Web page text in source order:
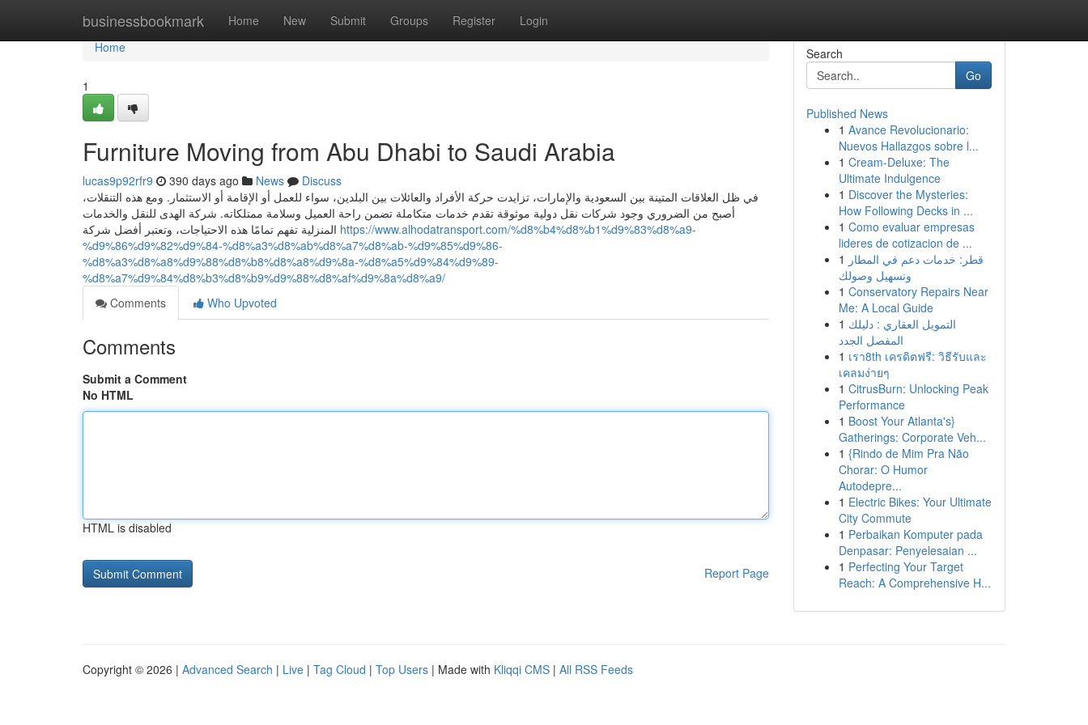
businessbookmark Home New Submit Groups Register Login
Home
Home
1
Furniture Moving from Abu Dhabi to Saudi Arabia
lucas9p92rfr9 390 days ago News
Discuss
في ظل العلاقات المتينة بين السعودية والإمارات، تزايدت حركة الأفراد والعائلات بين البلدين، سواء للعمل أو الإقامة أو الاستثمار. ومع هذه التنقلات،
أصبح من الضروري وجود شركات نقل دولية موثوقة تقدم خدمات متكاملة تضمن راحة العميل وسلامة ممتلكاته. شركة الهدى للنقل والخدمات
https://www.alhodatransport.com/%d8%b4%d8%b1%d9%83%d8%a9-
%d9%86%d9%82%d9%84-%d8%a3%d8%ab%d8%a7%d8%ab-%d9%85%d9%86-
%d8%a3%d8%a8%d9%88%d8%b8%d8%a8%d9%8a-%d8%a5%d9%84%d9%89-
%d8%a7%d9%84%d8%b3%d8%b9%d9%88%d8%af%d9%8a%d8%a9/
Comments
Who Upvoted
Comments
Submit a Comment
No HTML
HTML is disabled
Report Page
Search
Go
Published News
1 Avance Revolucionario:
Nuevos Hallazgos sobre l...
1 Cream-Deluxe: The
Ultimate Indulgence
1 Discover the Mysteries:
How Following Decks in ...
1 Como evaluar empresas
lideres de cotizacion de ...
1 قطر: خدمات دعم في المطار
وتسهيل وصولك
1 Conservatory Repairs Near
Me: A Local Guide
1 التمويل العقاري : دليلك
المفصل الجدد
1 เรา8th เครดิตฟรี: วิธีรับและ
เคลมง่ายๆ
1 CitrusBurn: Unlocking Peak
Performance
1 Boost Your Atlanta's}
Gatherings: Corporate Veh...
1 {Rindo de Mim Pra Não
Chorar: O Humor
Autodepre...
1 Electric Bikes: Your Ultimate
City Commute
1 Perbaikan Komputer pada
Denpasar: Penyelesaian ...
1 Perfecting Your Target
Reach: A Comprehensive H...
Copyright © 2026 | Advanced Search | Live | Tag Cloud | Top Users | Made with Kliqqi CMS | All RSS Feeds